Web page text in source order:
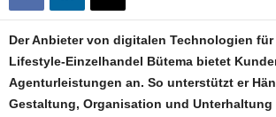
Der Anbieter von digitalen Technologien
Lifestyle-Einzelhandel Bütema bietet
Agenturleistungen an. So unterstützt er
Gestaltung, Organisation und Unterhaltung